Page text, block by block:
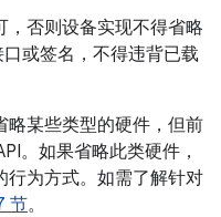
，否则设备实现不得省略
或签名，不得违背已载
略某些类型的硬件，但前
。如果省略此类硬件，
行为方式。如需了解针对
节。